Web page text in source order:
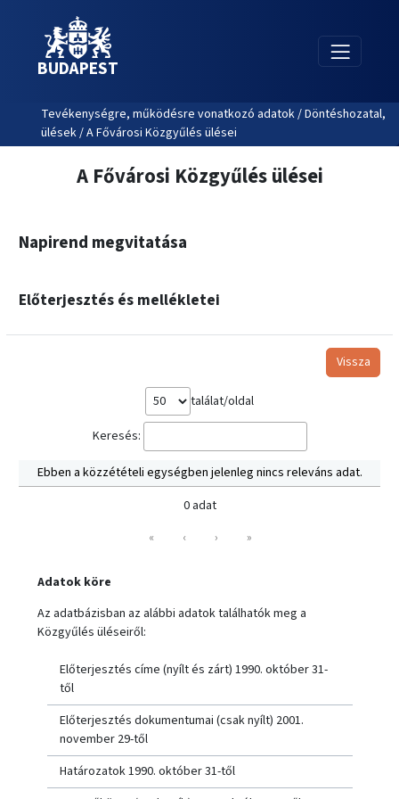
BUDAPEST
Tevékenységre, működésre vonatkozó adatok / Döntéshozatal,
ülések / A Fővárosi Közgyűlés ülései
A Fővárosi Közgyűlés ülései
Napirend megvitatása
Előterjesztés és mellékletei
Vissza
találat/oldal
Keresés:
Ebben a közzétételi egységben jelenleg nincs releváns adat.
0 adat
«
‹ › »
Adatok köre
Az adatbázisban az alábbi adatok találhatók meg a
Közgyűlés üléseiről:
Előterjesztés címe (nyílt és zárt) 1990. október 31-
től
Előterjesztés dokumentumai (csak nyílt) 2001.
november 29-től
Határozatok 1990. október 31-től